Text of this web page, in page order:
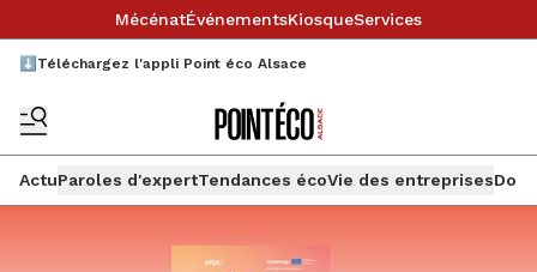
MécénatÉvénementsKiosqueServices
⬇️Téléchargez l'appli Point éco Alsace
ActuParoles d'expertTendances écoVie des entreprises